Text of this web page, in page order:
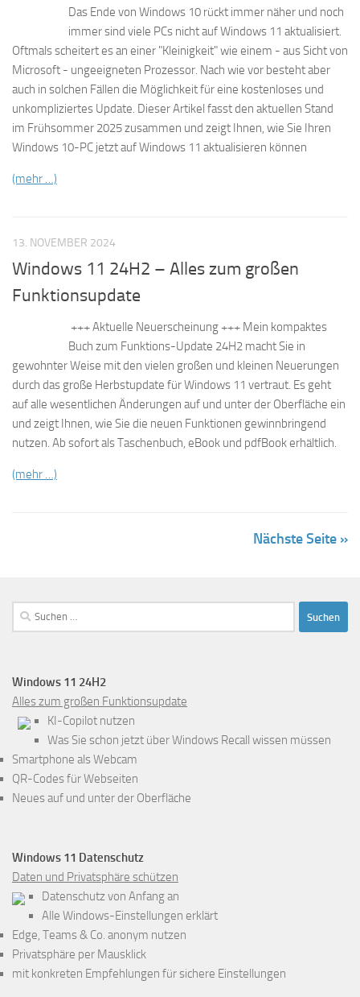
Das Ende von Windows 10 rückt immer näher und noch
immer sind viele PCs nicht auf Windows 11 aktualisiert.
Oftmals scheitert es an einer "Kleinigkeit" wie einem - aus Sicht von
Microsoft - ungeeigneten Prozessor. Nach wie vor besteht aber
auch in solchen Fällen die Möglichkeit für eine kostenloses und
unkompliziertes Update. Dieser Artikel fasst den aktuellen Stand
im Frühsommer 2025 zusammen und zeigt Ihnen, wie Sie Ihren
Windows 10-PC jetzt auf Windows 11 aktualisieren können
(mehr …)
13. NOVEMBER 2024
Windows 11 24H2 – Alles zum großen
Funktionsupdate
+++ Aktuelle Neuerscheinung +++ Mein kompaktes
Buch zum Funktions-Update 24H2 macht Sie in
gewohnter Weise mit den vielen großen und kleinen Neuerungen
durch das große Herbstupdate für Windows 11 vertraut. Es geht
auf alle wesentlichen Änderungen auf und unter der Oberfläche ein
und zeigt Ihnen, wie Sie die neuen Funktionen gewinnbringend
nutzen. Ab sofort als Taschenbuch, eBook und pdfBook erhältlich.
(mehr …)
Nächste Seite »
Suchen
nach:
Windows 11 24H2
Alles zum großen Funktionsupdate
KI-Copilot nutzen
Was Sie schon jetzt über Windows Recall wissen müssen
Smartphone als Webcam
QR-Codes für Webseiten
Neues auf und unter der Oberfläche
Windows 11 Datenschutz
Daten und Privatsphäre schützen
Datenschutz von Anfang an
Alle Windows-Einstellungen erklärt
Edge, Teams & Co. anonym nutzen
Privatsphäre per Mausklick
mit konkreten Empfehlungen für sichere Einstellungen